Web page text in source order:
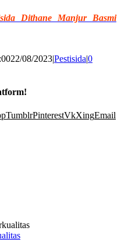
Dithane Manjur Basmi
22/08/2023|Pestisida|0
TumblrPinterestVkXingEmail